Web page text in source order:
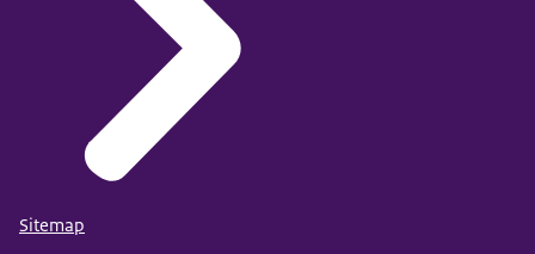
Sitemap